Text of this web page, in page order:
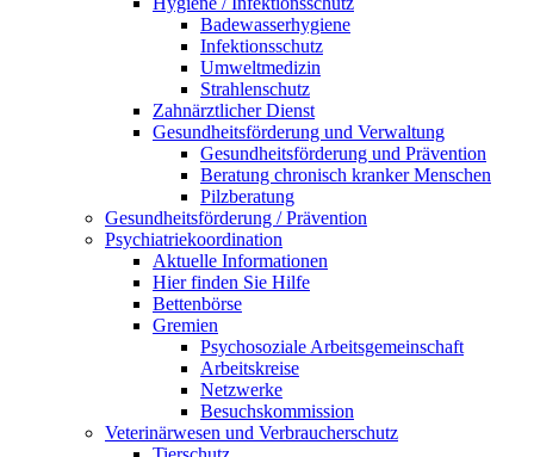
Badewasserhygiene
Infektionsschutz
Umweltmedizin
Strahlenschutz
Zahnärztlicher Dienst
Gesundheitsförderung und Verwaltung
Gesundheitsförderung und Prävention
Beratung chronisch kranker Menschen
Pilzberatung
Gesundheits­förderung / Prävention
Psychiatriekoordination
Aktuelle Informationen
Hier finden Sie Hilfe
Bettenbörse
Gremien
Psychosoziale Arbeits­gemeinschaft
Arbeitskreise
Netzwerke
Besuchskommission
Veterinärwesen und Verbraucherschutz